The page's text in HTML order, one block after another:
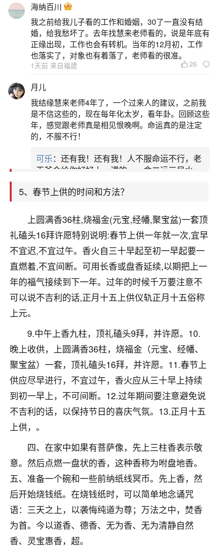
腊月三十早起至正月初一早起一直燃着，不宜间
断。可以使用长香或盘香延续。10.正月十五上供仪
轨：正月十五，俗称上元佳节，是元宵节。上
2、腊月三十晚上天地摆贡桌怎么上香,上多少
三柱香即可，，供，，净水，，香花，，水
果，，素食！
3、过年上供怎么说
4、上供的东西都准备什么？
5、春节上供的时间和方法？
上圆满香36柱,烧福金(元宝,经幡,聚宝盆)一套顶
礼磕头16拜许愿特别说明:春节上供一年就一次,宜早
不宜迟,不宜过午。香火自三十早起至初一早起要一
直燃着,不宜间断。可用长香或盘香延续,以期把上一
年的福气接续到下一年。过年的时候千万要注意不
可以说不吉利的话,正月十五上供仪轨正月十五俗称
上元。
9.中午上香九柱，顶礼磕头9拜，并许愿。10.
晚上收供，上圆满香36柱，烧福金（元宝、经幡、
聚宝盆）一套，顶礼磕头16拜，并许愿。11.春节上
供应尽早进行，不宜过午，香火应从三十早上持续
到初一早上，不可间断。12.过年期间要注意避免说
不吉利的话，以保持节日的喜庆气氛。13.正月十五
上供，。
四、在家中如果有菩萨像，先上三柱香表示敬
意。然后点燃一盘状的香，这种香称为咐盘地香。
五、准备一个碗和一些前纳纸线冥币。先上香，然
后开始烧钱纸。在烧钱纸时，可以简单地念诵咒
语：三天之上，以袭悔纯道为尊；万法之中，焚香
为首。今以道香、德香、无为香、无为清静自然
香、灵宝惠香，超。
海纳百川
我之前给我儿子看的工作和婚姻，30了一直没有结
婚，给我愁坏了。去年找慧来老师看的，说是年底有
正缘出现，工作也会有转机。当年的12月初，工作
也落实了，对象也有着落了，老师看的很准。
1天前 来自福建 26
月儿
我结缘慧来老师4年了，一个过来人的建议，之前我
是不信这些的，现在每年化太岁，看年卦。回顾这些
年，感觉跟老师真是相见恨晚啊。命运真的是注定
的，不服不行！
可乐：还有我！还有我！人不服命运不行，老
天爷会给你好好上一课的。一命二运三风水，
平安是福：我也是每年找老师化太岁，看年
17分钟前 来自湖北 19
心若莲花
我是做餐饮的，这两年，生意屡屡受挫，店开一家关
一家，要么生意不好，生意好的就出事。前些年攒的
家底快败光了，真是倒霉！我也想找人看看到底怎么
回事？
啊！
太阳当空赵：我也做餐饮的，生意不算大，但
是我从找店开始都是找慧来老师跟进的，选
址、风水、还有开业日子，哪哪都看了，虽然
大环境不好，但是我家生意还可以，前几天又
刚找老师做了补财库，希望财运更好一点！
2小时前 来自海南 18
梦醒时分
我女儿高二叛逆，大半年不上学，一说她就要死要活
的，把我们两口子愁的不行，朋友给我推荐的慧来老
师，一开始我是病急乱投医，这半年来，法事一个个
做完，我女儿跟变了个人一样，不期望她能考多好的
大学，只要能安安稳稳的把书读了，身体心理都健健
康康的我就很知足了！
鹿森：可怜天下父母心啊！
3小时前 来自河北